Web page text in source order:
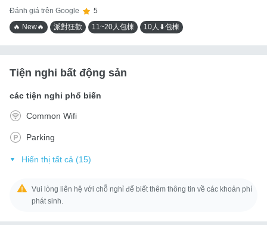
Đánh giá trên Google
5
🔥 New🔥
派對狂歡 11~20人包棟 10人⬇包棟
Tiện nghi bất động sản
các tiện nghi phổ biến
Common Wifi
Parking
Hiển thị tất cả (15)
Vui lòng liên hệ với chỗ nghỉ để biết thêm thông tin về các khoản phí
phát sinh.